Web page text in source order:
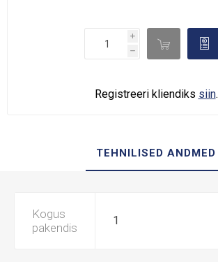
i
h
d 
Registreeri kliendiks siin.
TEHNILISED ANDMED
Kogus
pakendis
1